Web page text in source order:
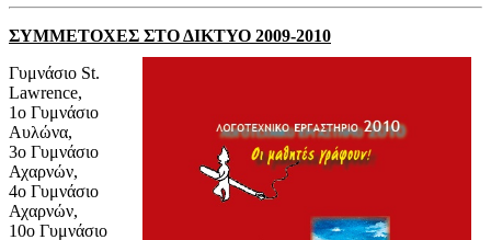
ΣΥΜΜΕΤΟΧΕΣ ΣΤΟ ΔΙΚΤΥΟ 2009-2010
Γυμνάσιο St.
Lawrence,
1o Γυμνάσιο
Αυλώνα,
3o Γυμνάσιο
Αχαρνών,
4o Γυμνάσιο
Αχαρνών,
10o Γυμνάσιο